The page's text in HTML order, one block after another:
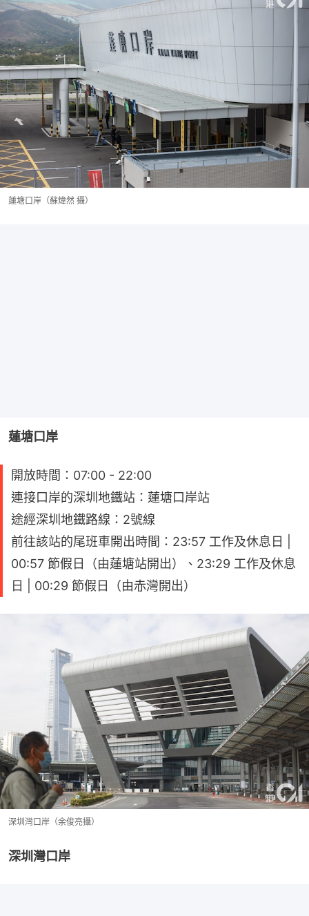
蓮塘口岸（蘇煒然 攝）
蓮塘口岸
開放時間：07:00 - 22:00
連接口岸的深圳地鐵站：蓮塘口岸站
途經深圳地鐵路線：2號線
前往該站的尾班車開出時間：23:57 工作及休息日 |
00:57 節假日（由蓮塘站開出）、23:29 工作及休息
日 | 00:29 節假日（由赤灣開出）
深圳灣口岸（余俊亮攝）
深圳灣口岸